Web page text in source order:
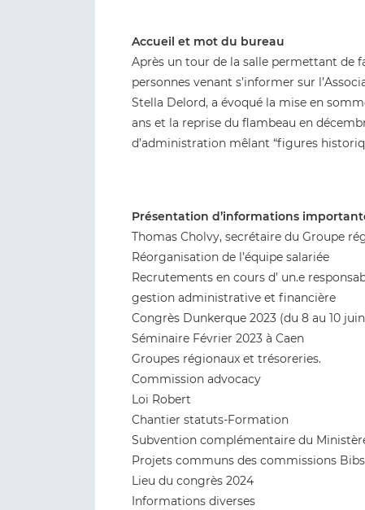
Accueil et mot du bureau
Après un tour de la salle permettant de
personnes venant s’informer sur
Stella Delord, a évoqué la mise en
ans et la reprise du flambeau en
d’administration mêlant “figures
Présentation d’informations
Thomas Cholvy, secrétaire du Groupe
Réorganisation de l’équipe salariée
Recrutements en cours d’ un.e
gestion administrative et financière
Congrès Dunkerque 2023 (du 8 au 10
Séminaire Février 2023 à Caen
Groupes régionaux et trésoreries.
Commission advocacy
Loi Robert
Chantier statuts-Formation
Subvention complémentaire du
Projets communs des commissions
Lieu du congrès 2024
Informations diverses